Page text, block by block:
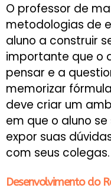
O professor de
metodologias de
aluno a construir
importante que o
pensar e a
memorizar
deve criar um
em que o aluno
expor suas
com seus colegas.
Desenvolvimento do